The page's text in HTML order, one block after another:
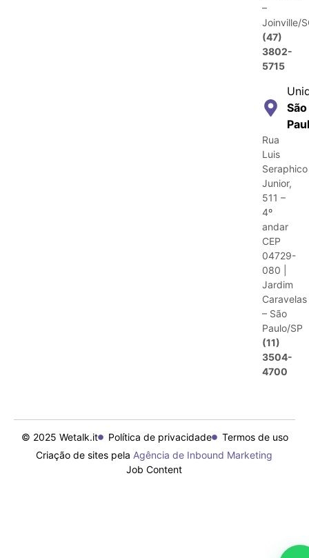
–
Joinville/
(47)
3802-
5715
São
Rua
Luis
Seraphico
Junior,
511 –
4º
andar
CEP
04729-
080 |
Jardim
Caravelas
– São
Paulo/SP
(11)
3504-
4700
© 2025 Wetalk.it Política de privacidade
Termos de uso
Criação de sites pela Agência de Inbound Marketing
Job Content